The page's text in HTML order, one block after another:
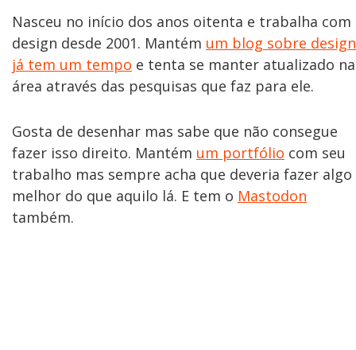
Nasceu no início dos anos oitenta e trabalha com
design desde 2001. Mantém um blog sobre design
já tem um tempo e tenta se manter atualizado na
área através das pesquisas que faz para ele.
Gosta de desenhar mas sabe que não consegue
fazer isso direito. Mantém um portfólio com seu
trabalho mas sempre acha que deveria fazer algo
melhor do que aquilo lá. E tem o Mastodon
também.